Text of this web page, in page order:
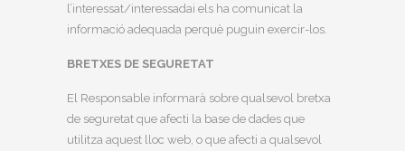
l’interessat/interessadai els ha comunicat la
informació adequada perquè puguin exercir-los.
BRETXES DE SEGURETAT
El Responsable informarà sobre qualsevol bretxa
de seguretat que afecti la base de dades que
utilitza aquest lloc web, o que afecti a qualsevol